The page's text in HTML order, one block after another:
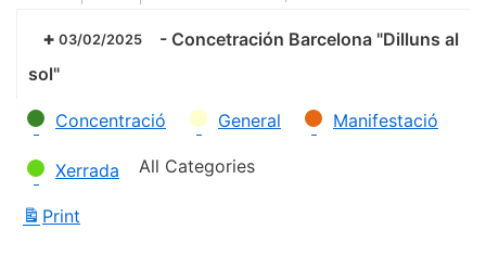
03/02/2025 - Concetración Barcelona "Dilluns al
sol"
Categories
Concentració General Manifestació
Xerrada All Categories
Print